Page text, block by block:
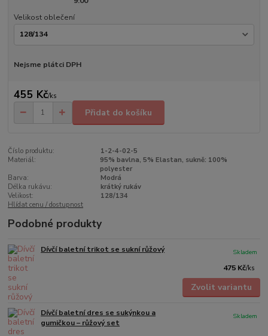
Velikost oblečení
Nejsme plátci DPH
455 Kč/ks
Přidat do košíku
Číslo produktu:
1-2-4-02-5
Materiál:
95% bavlna, 5% Elastan, sukně: 100%
polyester
Barva:
Modrá
Délka rukávu:
krátký rukáv
Velikost:
128/134
Hlídat cenu / dostupnost
Podobné produkty
Dívčí baletní trikot se sukní růžový
475 Kč/ks
Skladem
Zvolit variantu
Dívčí baletní dres se sukýnkou a
gumičkou – růžový set
Skladem